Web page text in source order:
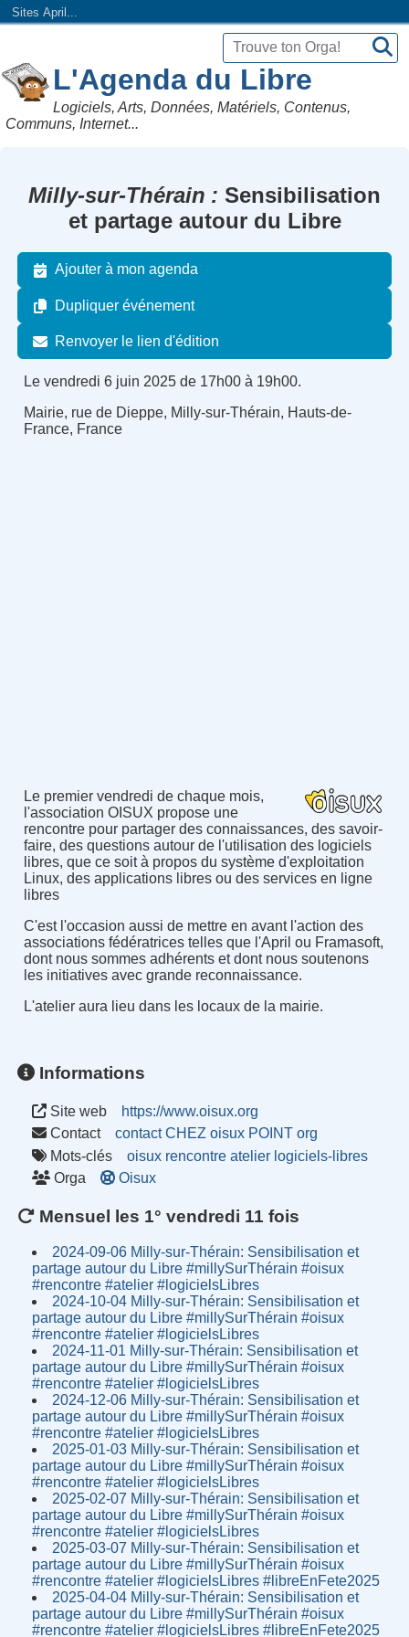
Sites April...
L'Agenda du Libre
Logiciels, Arts, Données, Matériels, Contenus,
Communs, Internet...
Milly-sur-Thérain
Sensibilisation
et partage autour du Libre
Ajouter à mon agenda
Dupliquer événement
Renvoyer le lien d'édition
Le vendredi 6 juin 2025 de 17h00 à 19h00.
Mairie, rue de Dieppe, Milly-sur-Thérain, Hauts-de-
France, France
Le premier vendredi de chaque mois,
l'association OISUX propose une
rencontre pour partager des connaissances, des savoir-
faire, des questions autour de l'utilisation des logiciels
libres, que ce soit à propos du système d'exploitation
Linux, des applications libres ou des services en ligne
libres
C'est l'occasion aussi de mettre en avant l'action des
associations fédératrices telles que l'April ou Framasoft,
dont nous sommes adhérents et dont nous soutenons
les initiatives avec grande reconnaissance.
L'atelier aura lieu dans les locaux de la mairie.
Informations
Site web
https://www.oisux.org
Contact
contact CHEZ oisux POINT org
Mots-clés
oisux rencontre atelier logiciels-libres
Orga
Oisux
Mensuel les 1° vendredi 11 fois
2024-09-06 Milly-sur-Thérain: Sensibilisation et
partage autour du Libre #millySurThérain #oisux
#rencontre #atelier #logicielsLibres
2024-10-04 Milly-sur-Thérain: Sensibilisation et
partage autour du Libre #millySurThérain #oisux
#rencontre #atelier #logicielsLibres
2024-11-01 Milly-sur-Thérain: Sensibilisation et
partage autour du Libre #millySurThérain #oisux
#rencontre #atelier #logicielsLibres
2024-12-06 Milly-sur-Thérain: Sensibilisation et
partage autour du Libre #millySurThérain #oisux
#rencontre #atelier #logicielsLibres
2025-01-03 Milly-sur-Thérain: Sensibilisation et
partage autour du Libre #millySurThérain #oisux
#rencontre #atelier #logicielsLibres
2025-02-07 Milly-sur-Thérain: Sensibilisation et
partage autour du Libre #millySurThérain #oisux
#rencontre #atelier #logicielsLibres
2025-03-07 Milly-sur-Thérain: Sensibilisation et
partage autour du Libre #millySurThérain #oisux
#rencontre #atelier #logicielsLibres #libreEnFete2025
2025-04-04 Milly-sur-Thérain: Sensibilisation et
partage autour du Libre #millySurThérain #oisux
#rencontre #atelier #logicielsLibres #libreEnFete2025